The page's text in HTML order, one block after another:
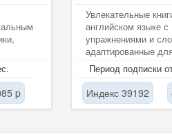
p
Увлекательные
английском языке с
упражнениями и
адаптированные
школы и
соответствии с
Период подписки
Индекс 39192